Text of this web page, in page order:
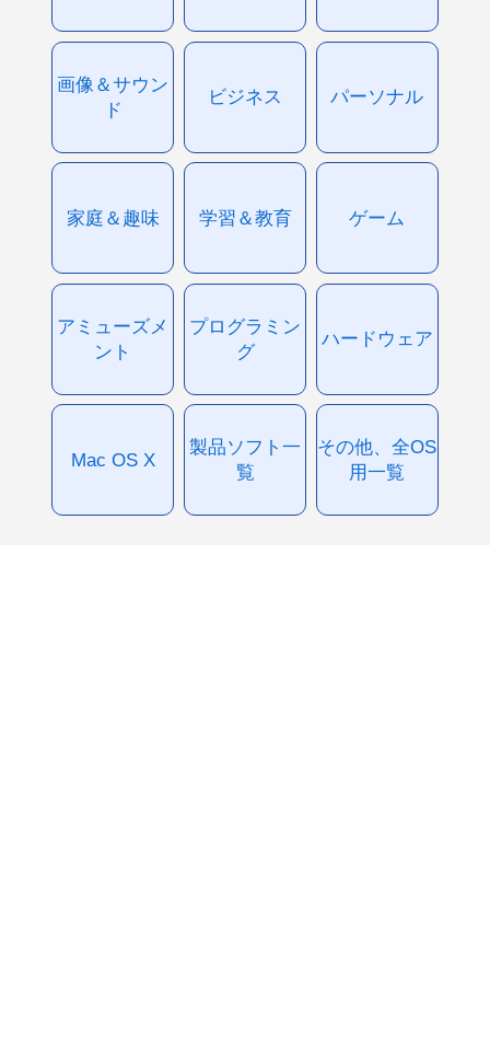
画像＆サウン
ド
ビジネス パーソナル
家庭＆趣味 学習＆教育 ゲーム
アミューズメ
ント
プログラミン
グ
ハードウェア
Mac OS X
製品ソフト一
覧
その他、全OS
用一覧